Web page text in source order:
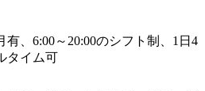
有、 6:00～ 20:00のシフト制、 1 日 4
タイム可